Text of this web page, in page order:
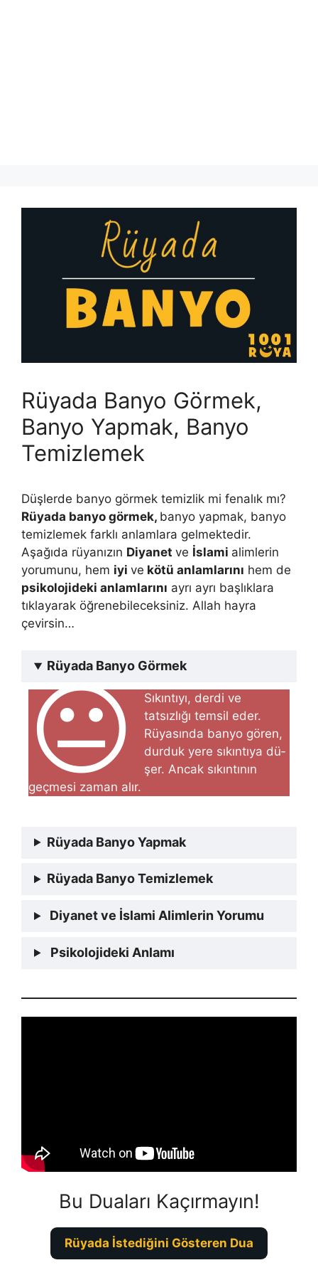
Rüyada Banyo Görmek,
Banyo Yapmak, Banyo
Temizlemek
Düşlerde banyo görmek temizlik mi fenalık mı?
Rüyada banyo görmek, banyo yapmak, banyo
temizlemek farklı anlamlara gelmektedir.
Aşağıda rüyanızın Diyanet ve İslami alimlerin
yorumunu, hem iyi ve kötü anlamlarını hem de
psikolojideki anlamlarını ayrı ayrı başlıklara
tıklayarak öğrenebileceksiniz. Allah hayra
çevirsin…
Rüyada Banyo Görmek
😐
Sıkıntıyı, derdi ve
tatsızlığı temsil eder.
Rüyasında banyo gören,
durduk yere sıkıntıya dü­
şer. Ancak sıkıntının
geçmesi zaman alır.
Rüyada Banyo Yapmak
Rüyada Banyo Temizlemek
Diyanet ve İslami Alimlerin Yorumu
Psikolojideki Anlamı
Bu Duaları Kaçırmayın!
Rüyada İstediğini Gösteren Dua